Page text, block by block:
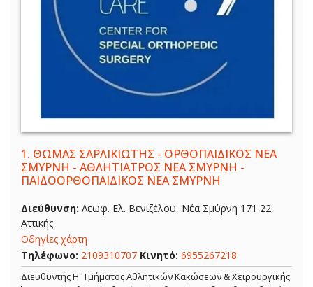
1. ΘΩΜΑΣ ΣΑΡΛΙΚΙΩΤΗΣ - ΟΡΘΟΠΑΙΔΙΚΟΣ ΝΕΑ
ΣΜΥΡΝΗ - ΑΘΛΗΤΙΑΤΡΟΣ ΝΕΑ ΣΜΥΡΝΗ -
ΠΑΙΔΟΟΡΘΟΠΑΙΔΙΚΟΣ ΝΕΑ ΣΜΥΡΝΗ
Διεύθυνση: Λεωφ. Ελ. Βενιζέλου, Νέα Σμύρνη 171 22,
Αττικής
Οδηγίες χάρτη
Τηλέφωνο: 2109310707 Κινητό: 6955267218
Διευθυντής Η' Τμήματος Αθλητικών Κακώσεων & Χειρουργικής